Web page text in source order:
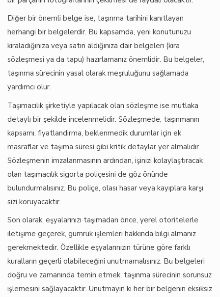
Diğer bir önemli belge ise, taşınma tarihini kanıtlayan
herhangi bir belgelerdir. Bu kapsamda, yeni konutunuzu
kiraladığınıza veya satın aldığınıza dair belgeleri (kira
sözleşmesi ya da tapu) hazırlamanız önemlidir. Bu belgeler,
taşınma sürecinin yasal olarak meşruluğunu sağlamada
yardımcı olur.
Taşımacılık şirketiyle yapılacak olan sözleşme ise mutlaka
detaylı bir şekilde incelenmelidir. Sözleşmede, taşınmanın
kapsamı, fiyatlandırma, beklenmedik durumlar için ek
masraflar ve taşıma süresi gibi kritik detaylar yer almalıdır.
Sözleşmenin imzalanmasının ardından, işinizi kolaylaştıracak
olan taşımacılık sigorta poliçesini de göz önünde
bulundurmalısınız. Bu poliçe, olası hasar veya kayıplara karşı
sizi koruyacaktır.
Son olarak, eşyalarınızı taşımadan önce, yerel otoritelerle
iletişime geçerek, gümrük işlemleri hakkında bilgi almanız
gerekmektedir. Özellikle eşyalarınızın türüne göre farklı
kuralların geçerli olabileceğini unutmamalısınız. Bu belgeleri
doğru ve zamanında temin etmek, taşınma sürecinin sorunsuz
işlemesini sağlayacaktır. Unutmayın ki her bir belgenin eksiksiz